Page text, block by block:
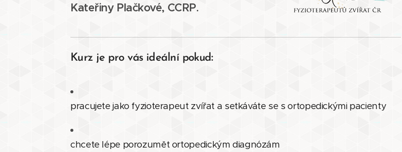
Kateřiny Plačkové, CCRP.
Kurz je pro vás ideální pokud:
pracujete jako fyzioterapeut zvířat a setkáváte se s ortopedickými pacienty
chcete lépe porozumět ortopedickým diagnózám